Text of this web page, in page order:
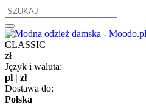
CLASSIC
zł
Język i waluta:
pl | zł
Dostawa do:
Polska